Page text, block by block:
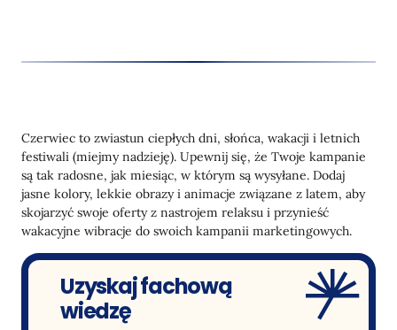
Czerwiec to zwiastun ciepłych dni, słońca, wakacji i letnich
festiwali (miejmy nadzieję). Upewnij się, że Twoje kampanie
są tak radosne, jak miesiąc, w którym są wysyłane. Dodaj
jasne kolory, lekkie obrazy i animacje związane z latem, aby
skojarzyć swoje oferty z nastrojem relaksu i przynieść
wakacyjne wibracje do swoich kampanii marketingowych.
Uzyskaj fachową
wiedzę